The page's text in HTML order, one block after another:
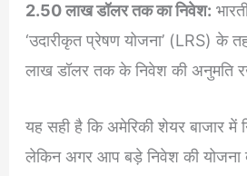
2.50 लाख डॉलर तक का निवेश:
‘उदारीकृत प्रेषण योजना’ (LRS) के
लाख डॉलर तक के निवेश की अनुमति
यह सही है कि अमेरिकी शेयर बाजार में
लेकिन अगर आप बड़े निवेश की योजना